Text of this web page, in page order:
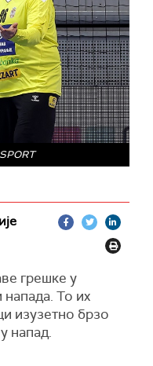
грешке у
То их
изузетно брзо
напад.